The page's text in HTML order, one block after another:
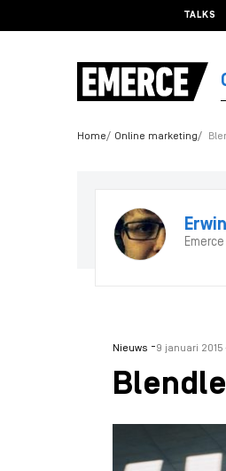
TALKS
Home Online marketing
Emerce
Nieuws -9 januari 2015 -